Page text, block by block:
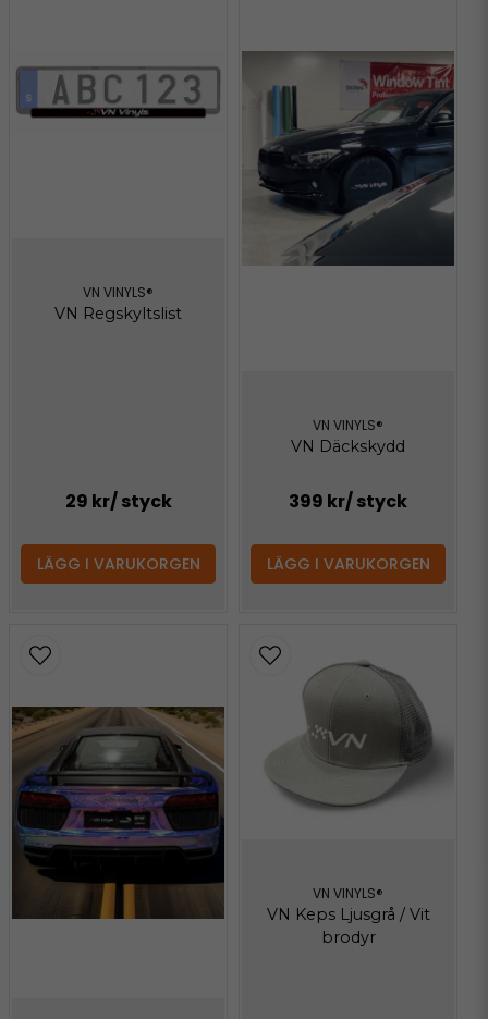
VN VINYLS®
VN Regskyltslist
29 kr/ styck
LÄGG I VARUKORGEN
VN VINYLS®
VN Däckskydd
399 kr/ styck
LÄGG I VARUKORGEN
VN VINYLS®
VN Keps Ljusgrå / Vit
brodyr